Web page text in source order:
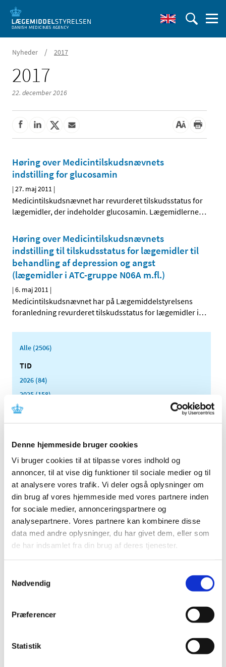
Denne hjemmeside bruger cookies
Vi bruger cookies til at tilpasse vores indhold og
annoncer, til at vise dig funktioner til sociale medier og til
at analysere vores trafik. Vi deler også oplysninger om
din brug af vores hjemmeside med vores partnere inden
for sociale medier, annonceringspartnere og
analysepartnere. Vores partnere kan kombinere disse
data med andre oplysninger, du har givet dem, eller som
de har indsamlet fra din brug af deres tjenester.
Nødvendig
Præferencer
Statistik
Nyheder / 2017
2017
22. december 2016
Høring over Medicintilskudsnævnets
indstilling for glucosamin
|27. maj 2011 |
Medicintilskudsnævnet har revurderet tilskudsstatus for
lægemidler, der indeholder glucosamin. Lægemidlerne…
Høring over Medicintilskudsnævnets
indstilling til tilskudsstatus for lægemidler til
behandling af depression og angst
(lægemidler i ATC-gruppe N06A m.fl.)
|6. maj 2011 |
Medicintilskudsnævnet har på Lægemiddelstyrelsens
foranledning revurderet tilskudsstatus for lægemidler i…
Alle (2506)
TID
2026 (84)
2025 (158)
2024 (224)
2023 (195)
2021 (516)
2020 (263)
2019 (159)
2018 (150)
2017 (167)
2016 (167)
2015 (33)
2014 (44)
2012 (44)
oktober (2)
august (2)